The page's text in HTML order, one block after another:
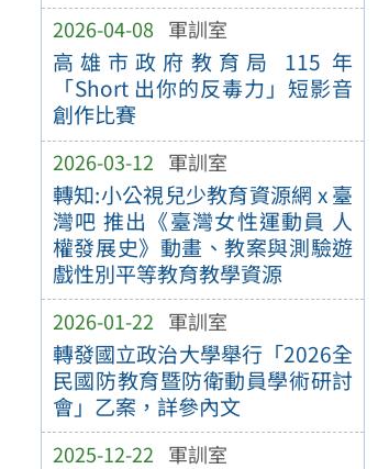
2026-04-08 軍訓室
高雄市政府教育局 115 年
「Short 出你的反毒力」短影音
創作比賽
2026-03-12 軍訓室
轉知:小公視兒少教育資源網 x 臺
灣吧 推出《臺灣女性運動員 人
權發展史》動畫、教案與測驗遊
戲性別平等教育教學資源
2026-01-22 軍訓室
轉發國立政治大學舉行「2026全
民國防教育暨防衛動員學術研討
會」乙案，詳參內文
2025-12-22 軍訓室